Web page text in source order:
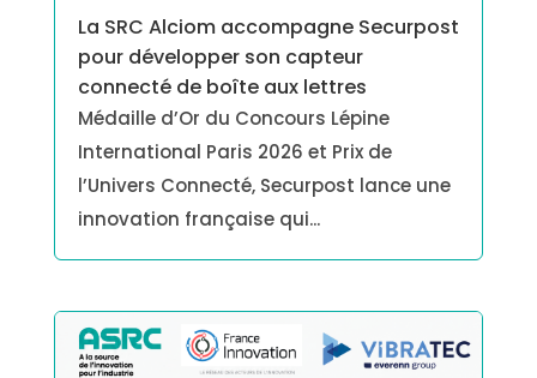
La SRC Alciom accompagne Securpost
pour développer son capteur
connecté de boîte aux lettres
Médaille d’Or du Concours Lépine
International Paris 2026 et Prix de
l’Univers Connecté, Securpost lance une
innovation française qui...